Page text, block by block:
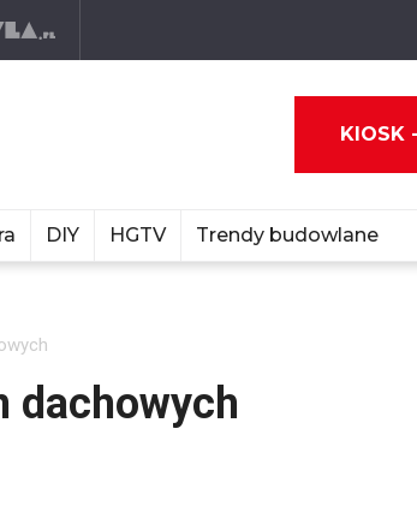
KIOSK
DIY HGTV Trendy budowlane
dachowych